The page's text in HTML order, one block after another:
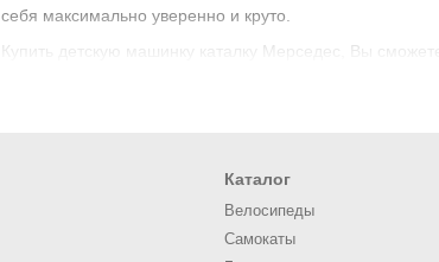
себя максимально уверенно и круто.
Купить детскую машинку каталку Мерседес, Вы
Каталог
Велосипеды
Самокаты